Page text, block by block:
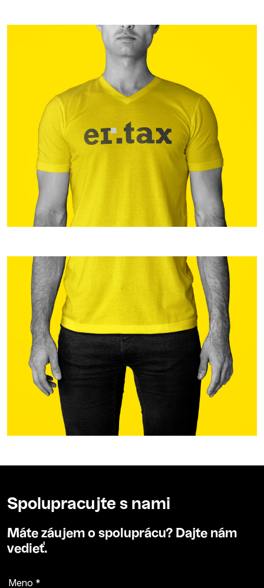
Spolupracujte s nami
Máte záujem o spoluprácu? Dajte nám
vedieť.